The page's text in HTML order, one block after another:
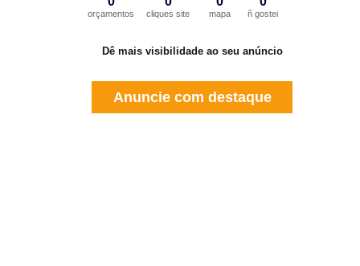
orçamentos cliques site mapa ñ gostei
Dê mais visibilidade ao seu anúncio
Anuncie com destaque